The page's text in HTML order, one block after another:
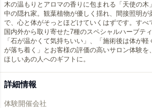
木の温もりとアロマの香りに包まれる「天使の木
中の隠れ家。観葉植物が優しく揺れ、間接照明が
で、心と体がそっとほどけていくはずです。すべ
国内外から取り寄せた7種のスペシャルハーブテ
「石が温かくて気持ちいい」、「施術後は体が
が落ち着く」とお客様の評価の高いサロン体験を
ほしいあの人へのギフトに。
詳細情報
体験開催会社